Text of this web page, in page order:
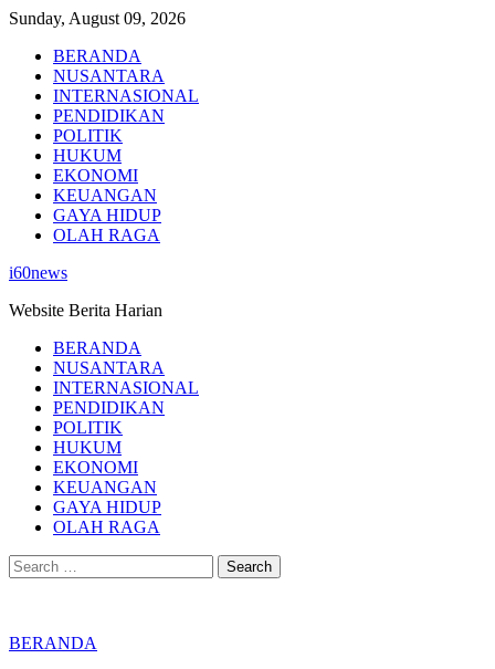
Skip
content
Sunday, August 09, 2026
BERANDA
NUSANTARA
INTERNASIONAL
PENDIDIKAN
POLITIK
HUKUM
EKONOMI
KEUANGAN
GAYA HIDUP
OLAH RAGA
i60news
Website Berita Harian
BERANDA
NUSANTARA
INTERNASIONAL
PENDIDIKAN
POLITIK
HUKUM
EKONOMI
KEUANGAN
GAYA HIDUP
OLAH RAGA
Search
for:
BERANDA